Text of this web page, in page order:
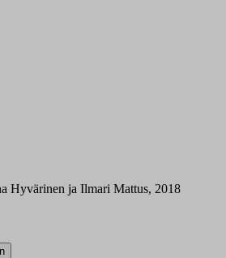
Hyvärinen ja Ilmari Mattus, 2018